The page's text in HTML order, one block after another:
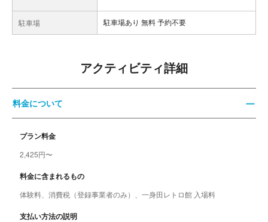
駐車場 駐車場あり 無料 予約不要
アクティビティ詳細
料金について
プラン料金
2,425円〜
料金に含まれるもの
体験料、消費税（登録事業者のみ）、一身田レトロ館 入場料
支払い方法の説明